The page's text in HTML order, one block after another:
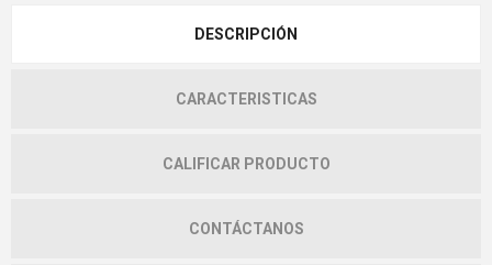
DESCRIPCIÓN
CARACTERISTICAS
CALIFICAR PRODUCTO
CONTÁCTANOS